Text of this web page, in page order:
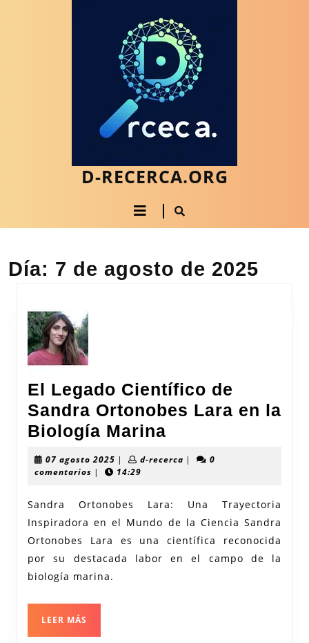
D-RECERCA.ORG
Botón
apertura
Día: 7 de agosto de 2025
El Legado Científico de
Sandra Ortonobes Lara en la
Biología Marina
Legado
Sandra
Ortonobes
Lara
07 agosto 2025 07
agosto
| d-recercad-|
0
comentarios | 14:29
Sandra Ortonobes Lara: Una Trayectoria
Inspiradora en el Mundo de la Ciencia Sandra
Ortonobes Lara es una científica reconocida
por su destacada labor en el campo de la
biología marina.
LEER MÁS